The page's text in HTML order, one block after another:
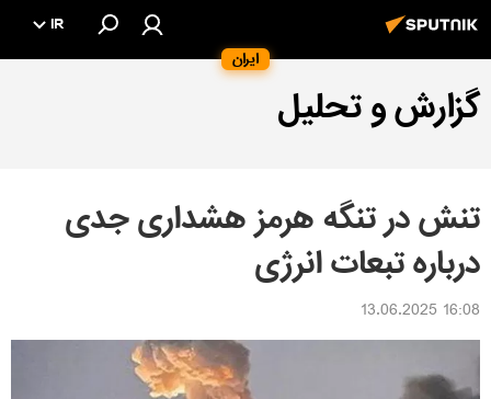
ایران
IR
گزارش و تحلیل
تنش در تنگه هرمز هشداری جدی
درباره تبعات انرژی
16:08 13.06.2025